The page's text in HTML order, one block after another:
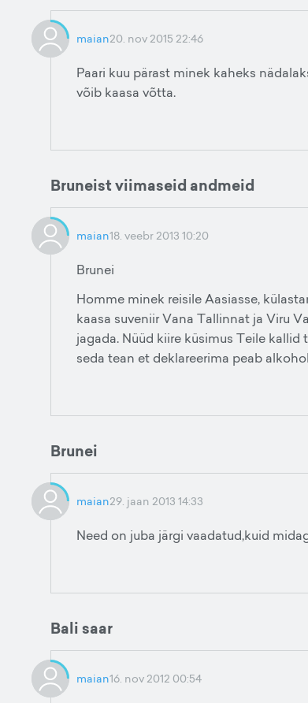
maian20. nov 2015 22:46
Paari kuu pärast minek kaheks
võib kaasa võtta.
Bruneist viimaseid andmeid
maian18. veebr 2013 10:20
Brunei
Homme minek reisile Aasiasse,
kaasa suveniir Vana Tallinnat ja Viru
jagada. Nüüd kiire küsimus Teile
seda tean et deklareerima peab
Brunei
maian29. jaan 2013 14:33
Need on juba järgi vaadatud,kuid
Bali saar
maian16. nov 2012 00:54